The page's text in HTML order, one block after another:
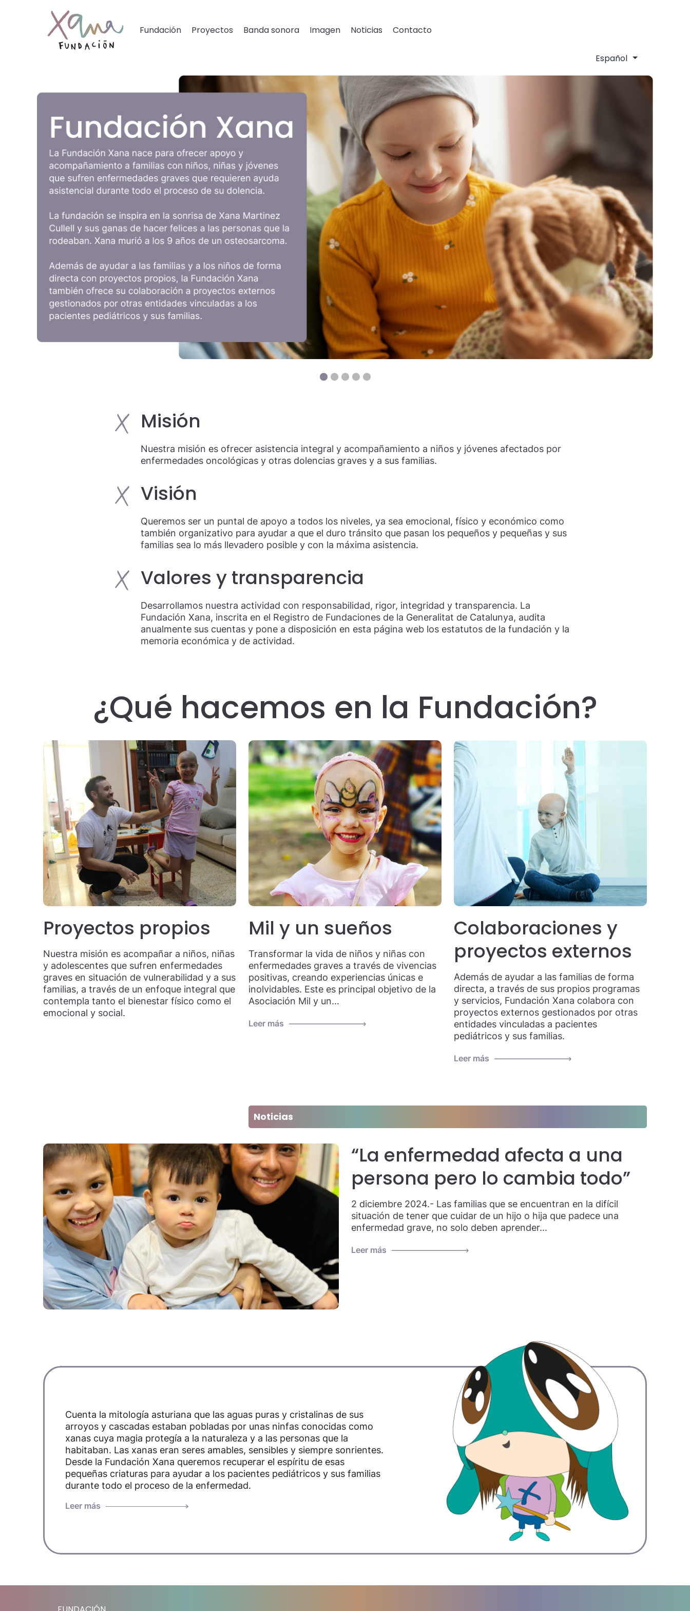
Fundación Proyectos Banda sonora Imagen Noticias Contacto
Misión
Nuestra misión es ofrecer asistencia integral y acompañamiento a niños y jóvenes afectados por
enfermedades oncológicas y otras dolencias graves y a sus familias.
Visión
Queremos ser un puntal de apoyo a todos los niveles, ya sea emocional, físico y económico como
también organizativo para ayudar a que el duro tránsito que pasan los pequeños y pequeñas y sus
familias sea lo más llevadero posible y con la máxima asistencia.
Valores y transparencia
Desarrollamos nuestra actividad con responsabilidad, rigor, integridad y transparencia. La
Fundación Xana, inscrita en el Registro de Fundaciones de la Generalitat de Catalunya, audita
anualmente sus cuentas y pone a disposición en esta página web los estatutos de la fundación y la
memoria económica y de actividad.
¿Qué hacemos en la Fundación?
Proyectos propios
Nuestra misión es acompañar a niños, niñas
y adolescentes que sufren enfermedades
graves en situación de vulnerabilidad y a sus
familias, a través de un enfoque integral que
contempla tanto el bienestar físico como el
emocional y social.
Mil y un sueños
Transformar la vida de niños y niñas con
enfermedades graves a través de vivencias
positivas, creando experiencias únicas e
inolvidables. Este es principal objetivo de la
Asociación Mil y un...
Leer más
Colaboraciones y
proyectos externos
Además de ayudar a las familias de forma
directa, a través de sus propios programas
y servicios, Fundación Xana colabora con
proyectos externos gestionados por otras
entidades vinculadas a pacientes
pediátricos y sus familias.
Leer más
Noticias
“La enfermedad afecta a una
persona pero lo cambia todo”
2 diciembre 2024.- Las familias que se encuentran en la difícil
situación de tener que cuidar de un hijo o hija que padece una
enfermedad grave, no solo deben aprender...
Leer más
Cuenta la mitología asturiana que las aguas puras y cristalinas de sus
arroyos y cascadas estaban pobladas por unas ninfas conocidas como
xanas cuya magia protegía a la naturaleza y a las personas que la
habitaban. Las xanas eran seres amables, sensibles y siempre sonrientes.
Desde la Fundación Xana queremos recuperar el espíritu de esas
pequeñas criaturas para ayudar a los pacientes pediátricos y sus familias
durante todo el proceso de la enfermedad.
Leer más